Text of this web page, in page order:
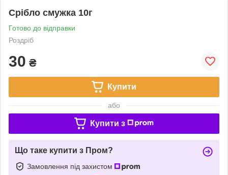
Срібло смужка 10г
Готово до відправки
Роздріб
30 ₴
Купити
або
Купити з
Що таке купити з Пром?
Замовлення під захистом